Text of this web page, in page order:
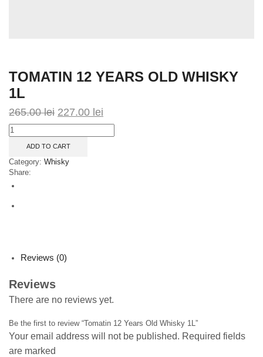
TOMATIN 12 YEARS OLD WHISKY
1L
265.00lei 227.00 lei
Tomatin
12
Years
Old
Whisky
ADD TO CART
Category: Whisky
Share:
Reviews (0)
Reviews
There are no reviews yet.
Be the first to review “Tomatin 12 Years Old Whisky 1L”
Your email address will not be published. Required fields
are marked